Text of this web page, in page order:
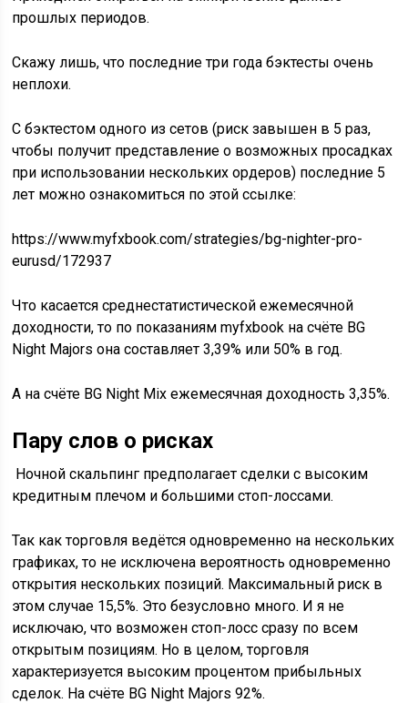
прошлых периодов.
Скажу лишь, что последние три года бэктесты очень
неплохи.
С бэктестом одного из сетов (риск завышен в 5 раз,
чтобы получит представление о возможных просадках
при использовании нескольких ордеров) последние 5
лет можно ознакомиться по этой ссылке:
https://www.myfxbook.com/strategies/bg-nighter-pro-
eurusd/172937
Что касается среднестатистической ежемесячной
доходности, то по показаниям myfxbook на счёте BG
Night Majors она составляет 3,39% или 50% в год.
А на счёте BG Night Mix ежемесячная доходность 3,35%.
Пару слов о рисках
Ночной скальпинг предполагает сделки с высоким
кредитным плечом и большими стоп-лоссами.
Так как торговля ведётся одновременно на нескольких
графиках, то не исключена вероятность одновременно
открытия нескольких позиций. Максимальный риск в
этом случае 15,5%. Это безусловно много. И я не
исключаю, что возможен стоп-лосс сразу по всем
открытым позициям. Но в целом, торговля
характеризуется высоким процентом прибыльных
сделок. На счёте BG Night Majors 92%.